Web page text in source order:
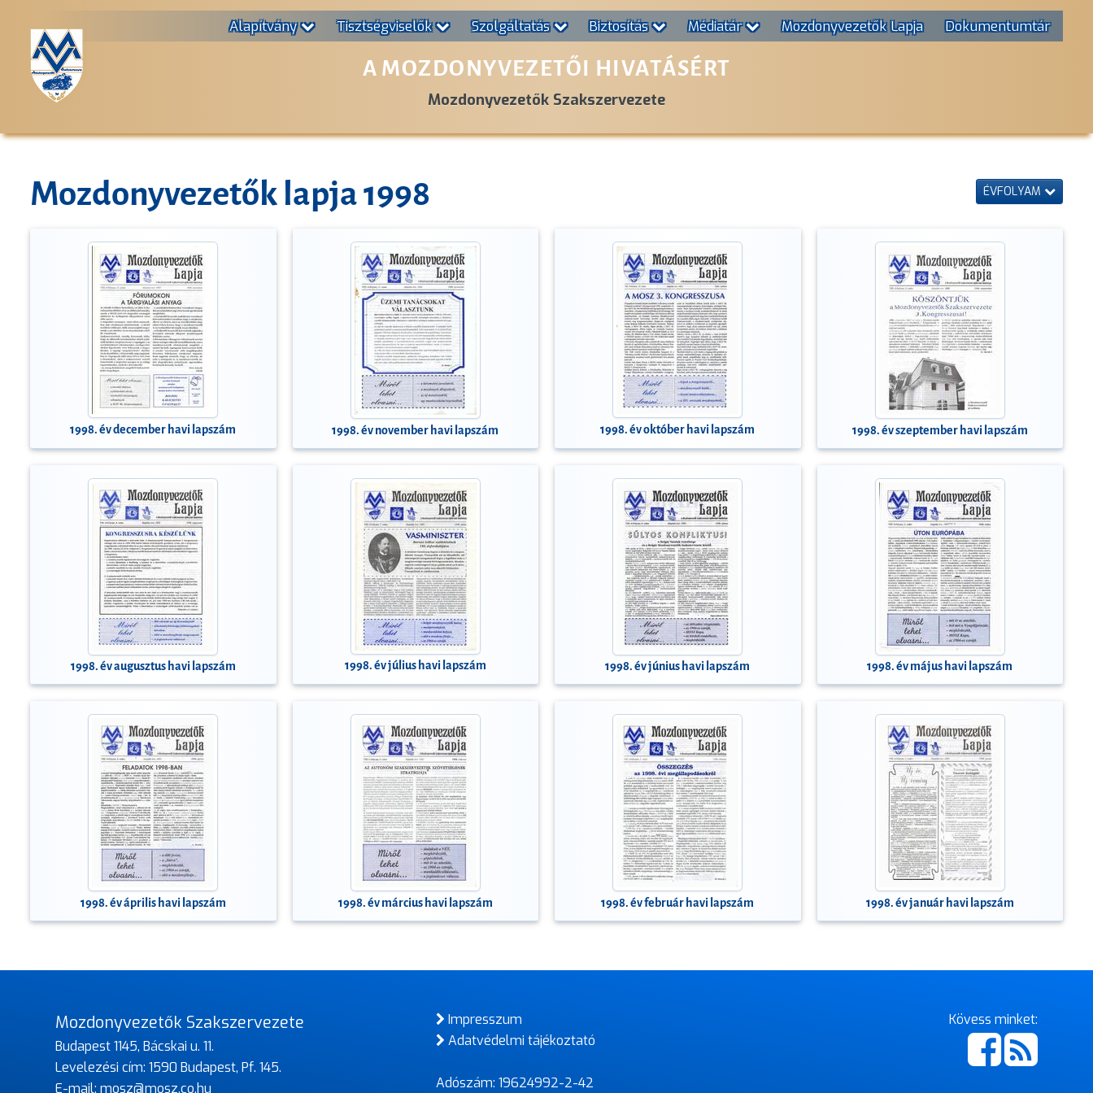
Alapítvány Tisztségviselők Szolgáltatás Biztosítás Médiatár Mozdonyvezetők Lapja Dokumentumtár
A MOZDONYVEZETŐI HIVATÁSÉRT
Mozdonyvezetők Szakszervezete
Mozdonyvezetők lapja 1998 ÉVFOLYAM
1998. év december havi lapszám 1998. év november havi lapszám 1998. év október havi lapszám 1998. év szeptember havi lapszám
1998. év augusztus havi lapszám 1998. év július havi lapszám 1998. év június havi lapszám 1998. év május havi lapszám
1998. év április havi lapszám 1998. év március havi lapszám 1998. év február havi lapszám 1998. év január havi lapszám
Mozdonyvezetők Szakszervezete
Budapest 1145, Bácskai u. 11.
Levelezési cím: 1590 Budapest, Pf. 145.
E-mail: mosz@mosz.co.hu
Impresszum
Adatvédelmi tájékoztató
Adószám: 19624992-2-42
Kövess minket: